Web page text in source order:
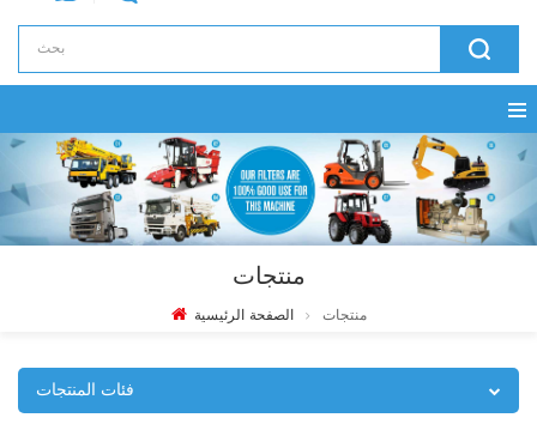
منتجات
الصفحة الرئيسية منتجات
فئات المنتجات